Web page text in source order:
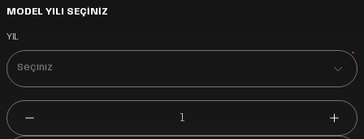
MODEL YILI SEÇİNİZ
YIL
*